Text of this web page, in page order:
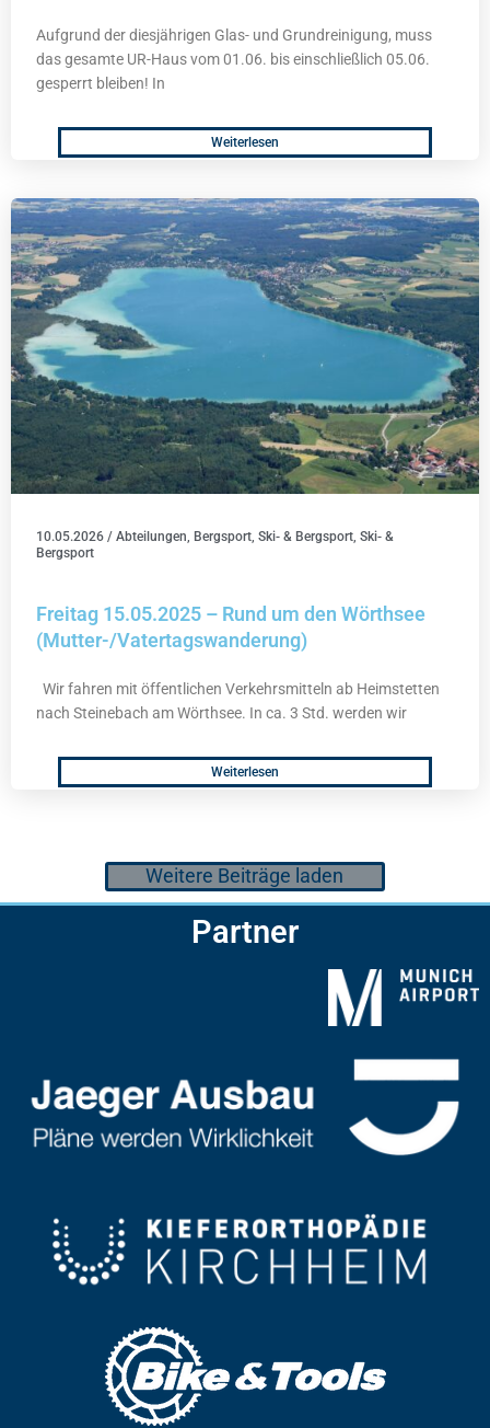
Aufgrund der diesjährigen Glas- und Grundreinigung, muss
das gesamte UR-Haus vom 01.06. bis einschließlich 05.06.
gesperrt bleiben! In
Weiterlesen
10.05.2026 / Abteilungen, Bergsport, Ski- & Bergsport, Ski- &
Bergsport
Freitag 15.05.2025 – Rund um den Wörthsee
(Mutter-/Vatertagswanderung)
Wir fahren mit öffentlichen Verkehrsmitteln ab Heimstetten
nach Steinebach am Wörthsee. In ca. 3 Std. werden wir
Weiterlesen
Weitere Beiträge laden
Partner